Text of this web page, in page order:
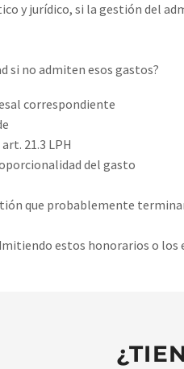
y jurídico, si la gestión del
si no admiten esos gastos?⁣
correspondiente⁣
21.3 LPH⁣
del gasto⁣
que probablemente
estos honorarios o los